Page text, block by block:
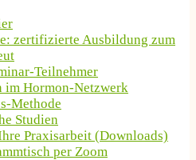
zertifizierte Ausbildung zum
Teilnehmer
im Hormon-Netzwerk
Methode
Studien
Praxisarbeit (Downloads)
per Zoom